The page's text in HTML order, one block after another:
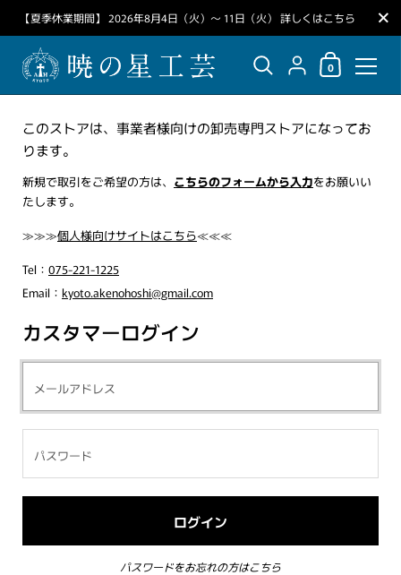
【夏季休業期間】 2026年8月4日（火）～ 11日（火） 詳しくはこちら 閉じる
{"title"=>"アカウン
ショッピング
0
このストアは、事業者様向けの卸売専門ストアになってお
ります。
新規で取引をご希望の方は、 こちらのフォームから入力をお願いい
たします。
≫≫≫個人様向けサイトはこちら≪≪≪
Tel： 075-221-1225
Email： kyoto.akenohoshi@gmail.com
カスタマーログイン
パスワードをお忘れの方はこちら